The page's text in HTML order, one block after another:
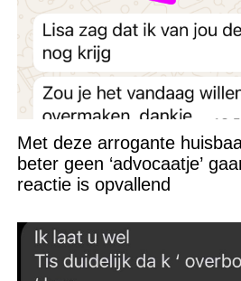
Met deze arrogante
beter geen ‘advocaatje’
reactie is opvallend